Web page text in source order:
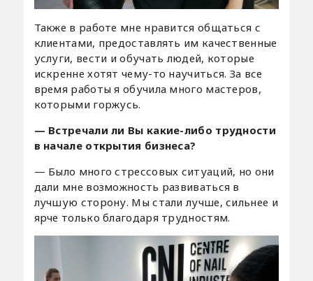
Также в работе мне нравится общаться с
клиентами, предоставлять им качественные
услуги, вести и обучать людей, которые
искренне хотят чему-то научиться. За все
время работы я обучила много мастеров,
которыми горжусь.
— Встречали ли Вы какие-либо трудности
в начале открытия бизнеса?
— Было много стрессовых ситуаций, но они
дали мне возможность развиваться в
лучшую сторону. Мы стали лучше, сильнее и
ярче только благодаря трудностям.